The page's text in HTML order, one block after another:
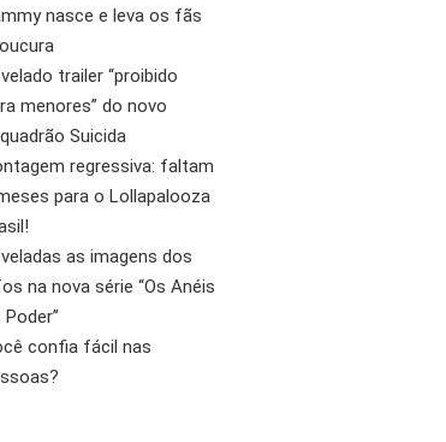
nasce e leva os fãs
trailer “proibido
menores” do novo
Suicida
regressiva: faltam
para o Lollapalooza
as imagens dos
na nova série “Os Anéis
Poder”
confia fácil nas